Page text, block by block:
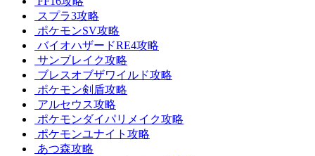
スプラ3攻略
ポケモンSV攻略
バイオハザードRE4攻略
サンブレイク攻略
ブレスオブザワイルド攻略
ポケモン剣盾攻略
アルセウス攻略
ポケモンダイパリメイク攻略
ポケモンユナイト攻略
あつ森攻略